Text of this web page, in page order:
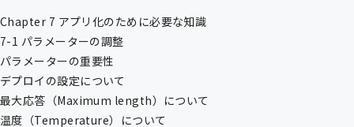
Chapter 7 アプリ化のために必要な知識
7-1 パラメーターの調整
パラメーターの重要性
デプロイの設定について
最大応答（Maximum length）について
温度（Temperature）について